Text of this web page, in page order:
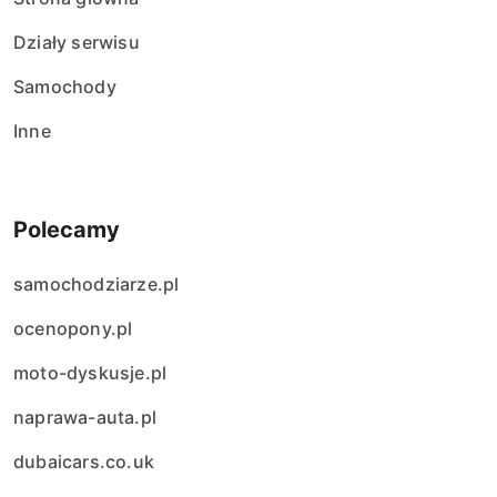
Działy serwisu
Samochody
Inne
Polecamy
samochodziarze.pl
ocenopony.pl
moto-dyskusje.pl
naprawa-auta.pl
dubaicars.co.uk